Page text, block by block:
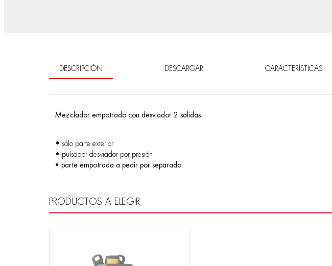
DESCRIPCIÓN DESCARGAR CARACTERÍSTICAS
Mezclador empotrado con desviador 2 salidas
• sólo parte exterior
• pulsador desviador por presión
• parte empotrada a pedir por separado
PRODUCTOS A ELEGIR